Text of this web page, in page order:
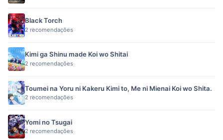
Black Torch
2 recomendações
Kimi ga Shinu made Koi wo Shitai
2 recomendações
Toumei na Yoru ni Kakeru Kimi to, Me ni Mienai Koi wo Shita.
2 recomendações
Yomi no Tsugai
2 recomendações